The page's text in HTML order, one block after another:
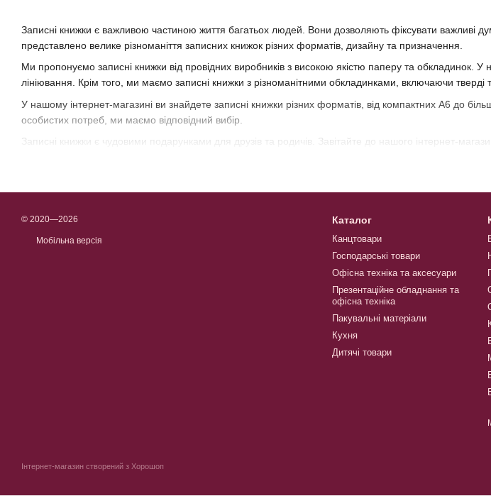
Записні книжки є важливою частиною життя багатьох людей. Вони дозволяють фіксувати важливі
представлено велике різноманіття записних книжок різних форматів, дизайну та призначення.
Ми пропонуємо записні книжки від провідних виробників з високою якістю паперу та обкладинок.
лініювання. Крім того, ми маємо записні книжки з різноманітними обкладинками, включаючи тверді
У нашому інтернет-магазині ви знайдете записні книжки різних форматів, від компактних A6 до
особистих потреб, ми маємо відповідний вибір.
Записні книжки є чудовими подарунками для друзів та родичів. Завітайте до нашого інтернет-
© 2020—2026
Мобільна версія
Інтернет-магазин створений з Хорошоп
Каталог
Канцтовари
Господарські товари
Офісна техніка та аксесуари
Презентаційне обладнання та
офісна техніка
Пакувальні матеріали
Кухня
Дитячі товари